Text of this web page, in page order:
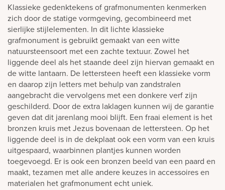
Klassieke gedenktekens of grafmonumenten kenmerken
zich door de statige vormgeving, gecombineerd met
sierlijke stijlelementen. In dit lichte klassieke
grafmonument is gebruikt gemaakt van een witte
natuursteensoort met een zachte textuur. Zowel het
liggende deel als het staande deel zijn hiervan gemaakt en
de witte lantaarn. De lettersteen heeft een klassieke vorm
en daarop zijn letters met behulp van zandstralen
aangebracht die vervolgens met een donkere verf zijn
geschilderd. Door de extra laklagen kunnen wij de garantie
geven dat dit jarenlang mooi blijft. Een fraai element is het
bronzen kruis met Jezus bovenaan de lettersteen. Op het
liggende deel is in de dekplaat ook een vorm van een kruis
uitgespaard, waarbinnen plantjes kunnen worden
toegevoegd. Er is ook een bronzen beeld van een paard en
maakt, tezamen met alle andere keuzes in accessoires en
materialen het grafmonument echt uniek.